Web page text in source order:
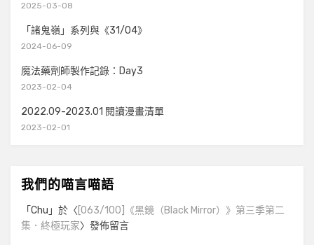
2025-03-08
「諸鬼嶺」系列與《31/04》
2024-06-09
魔法藥劑師製作記錄：Day3
2023-02-04
2022.09-2023.01 閱讀漫畫清單
2023-02-01
我們的喵言喵語
「Chu 」於〈 [063/100]《黑鏡（Black Mirror）》第三季第二
集．終極玩家〉發佈留言